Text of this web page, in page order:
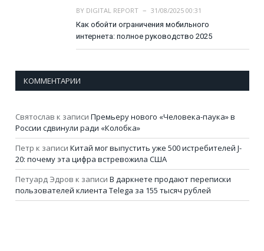
BY DIGITAL REPORT
31/08/2025 00:31
Как обойти ограничения мобильного
интернета: полное руководство 2025
КОММЕНТАРИИ
Святослав к записи Премьеру нового «Человека-паука» в
России сдвинули ради «Колобка»
Петр к записи Китай мог выпустить уже 500 истребителей J-
20: почему эта цифра встревожила США
Петуард Эдров к записи В даркнете продают переписки
пользователей клиента Telega за 155 тысяч рублей